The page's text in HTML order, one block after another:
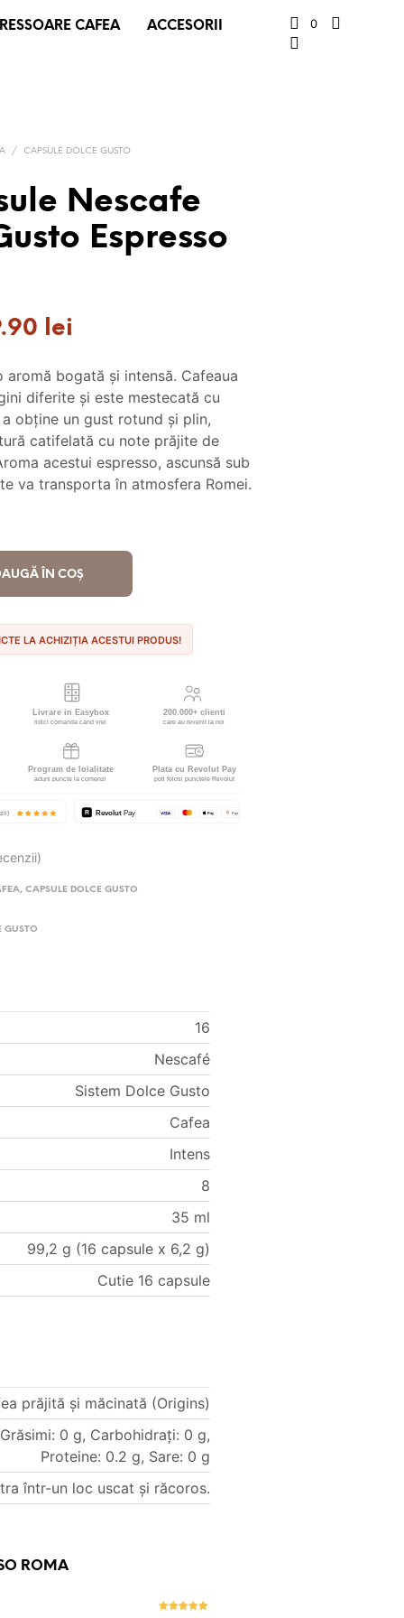
CAFEA
ACCESORII
0
/ CAPSULE DOLCE GUSTO
Nescafe
Espresso
lei.
lei
este:
29.90 lei.
aromă bogată și intensă. Cafeaua
diferite și este mestecată cu
obține un gust rotund și plin,
catifelată cu note prăjite de
acestui espresso, ascunsă sub
va transporta în atmosfera Romei.
ÎN COȘ
LA ACHIZIȚIA ACESTUI PRODUS!
,CAPSULE DOLCE GUSTO
GUSTO
16
Nescafé
Sistem Dolce Gusto
Cafea
Intens
8
35 ml
99,2 g (16 capsule x 6,2 g)
Cutie 16 capsule
prăjită și măcinată (Origins)
0 g, Carbohidrați: 0 g,
Proteine: 0.2 g, Sare: 0 g
într-un loc uscat și răcoros.
ROMA